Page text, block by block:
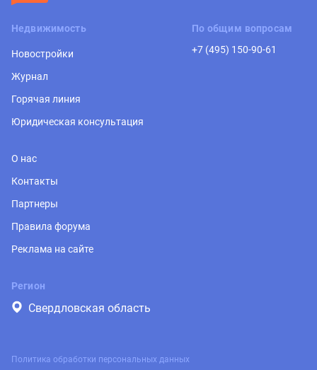
Недвижимость
Новостройки
Журнал
Горячая линия
Юридическая консультация
По общим вопросам
+7 (495) 150-90-61
О нас
Контакты
Партнеры
Правила форума
Реклама на сайте
Регион
Свердловская область
Политика обработки персональных данных